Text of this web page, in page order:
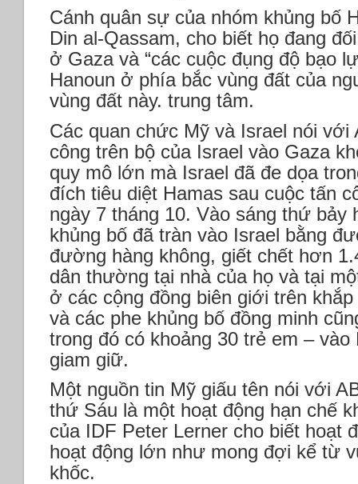
Cánh quân sự của nhóm khủng bố
Din al-Qassam, cho biết họ đang
ở Gaza và “các cuộc đụng độ bạo
Hanoun ở phía bắc vùng đất của
vùng đất này. trung tâm.
Các quan chức Mỹ và Israel nói với
công trên bộ của Israel vào Gaza
quy mô lớn mà Israel đã đe dọa
đích tiêu diệt Hamas sau cuộc tấn
ngày 7 tháng 10. Vào sáng thứ bảy
khủng bố đã tràn vào Israel bằng
đường hàng không, giết chết hơn
dân thường tại nhà của họ và tại
ở các cộng đồng biên giới trên
và các phe khủng bố đồng minh
trong đó có khoảng 30 trẻ em –
giam giữ.
Một nguồn tin Mỹ giấu tên nói với
thứ Sáu là một hoạt động hạn chế
của IDF Peter Lerner cho biết hoạt
hoạt động lớn như mong đợi kể từ
khốc.